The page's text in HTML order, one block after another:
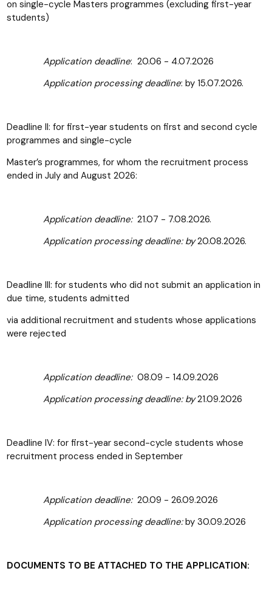
on single-cycle Masters programmes (excluding first-year
students)
Application deadline: 20.06 - 4.07.2026
Application processing deadline: by 15.07.2026.
Deadline II: for first-year students on first and second cycle
programmes and single-cycle
Master’s programmes, for whom the recruitment process
ended in July and August 2026:
Application deadline:21.07 - 7.08.2026.
Application processing deadline: by20.08.2026.
Deadline III: for students who did not submit an application in
due time, students admitted
via additional recruitment and students whose applications
were rejected
Application deadline:08.09 - 14.09.2026
Application processing deadline: by21.09.2026
Deadline IV: for first-year second-cycle students whose
recruitment process ended in September
Application deadline: 20.09 - 26.09.2026
Application processing deadline:by 30.09.2026
DOCUMENTS TO BE ATTACHED TO THE APPLICATION: